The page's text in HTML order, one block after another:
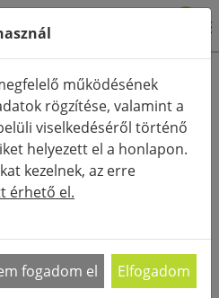
RUHÁZAT
testalkathoz illő…
működésének
rögzítése, valamint a
viselkedéséről történő
helyezett el a honlapon.
kezelnek, az erre
érhető el.
fogadom el Elfogadom